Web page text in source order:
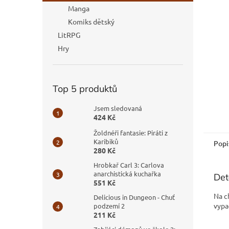
Manga
Komiks dětský
LitRPG
Hry
Top 5 produktů
Jsem sledovaná
424 Kč
Žoldnéři fantasie: Piráti z
Karibiků
280 Kč
Hrobkař Carl 3: Carlova
anarchistická kuchařka
551 Kč
Delicious in Dungeon - Chuť
podzemí 2
211 Kč
Na